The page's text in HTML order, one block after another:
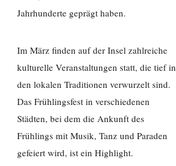
Jahrhunderte geprägt haben.
Im März finden auf der Insel zahlreiche
kulturelle Veranstaltungen statt, die tief in
den lokalen Traditionen verwurzelt sind.
Das Frühlingsfest in verschiedenen
Städten, bei dem die Ankunft des
Frühlings mit Musik, Tanz und Paraden
gefeiert wird, ist ein Highlight.